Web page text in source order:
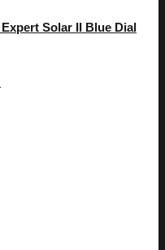
Expert Solar II Blue Dial